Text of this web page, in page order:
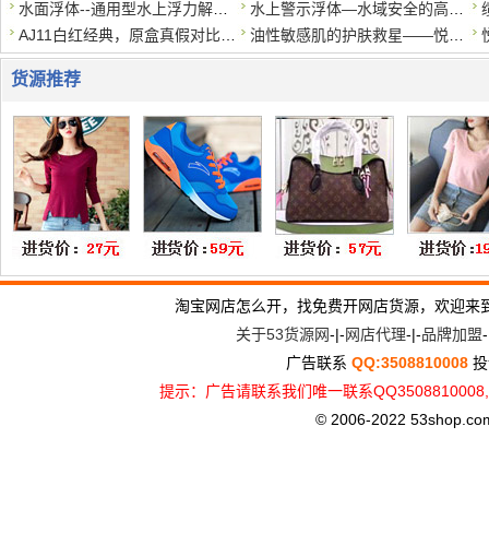
货源推荐
淘宝网店怎么开，找免费开网店货源，欢迎
关于53货源网-|-网店代理-|-品牌加盟
广告联系 QQ:3508810008
提示：广告请联系我们唯一联系
© 2006-2022